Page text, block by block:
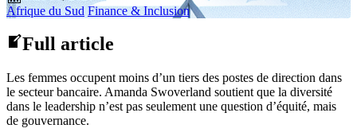
Afrique du Sud Finance & Inclusion
Full article
Les femmes occupent moins d’un tiers des postes de direction dans
le secteur bancaire. Amanda Swoverland soutient que la diversité
dans le leadership n’est pas seulement une question d’équité, mais
de gouvernance.